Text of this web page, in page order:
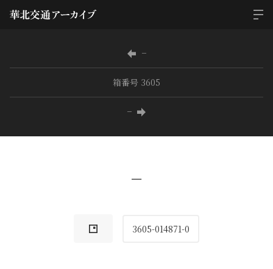
−
箱番号 3605
−
−
3605-014871-0